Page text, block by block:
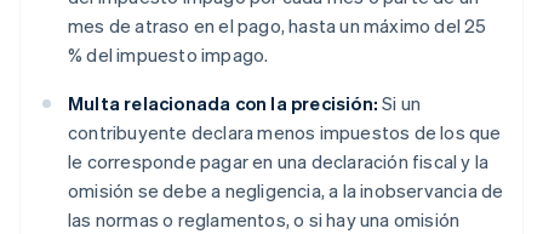
mes de atraso en el pago, hasta un máximo del 25
% del impuesto impago.
Multa relacionada con la precisión: Si un
contribuyente declara menos impuestos de los que
le corresponde pagar en una declaración fiscal y la
omisión se debe a negligencia, a la inobservancia de
las normas o reglamentos, o si hay una omisión